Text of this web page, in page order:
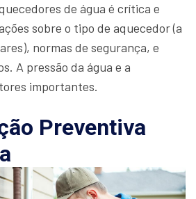
de água é crítica e
sobre o tipo de aquecedor (a
normas de segurança, e
A pressão da água e a
importantes.
Preventiva